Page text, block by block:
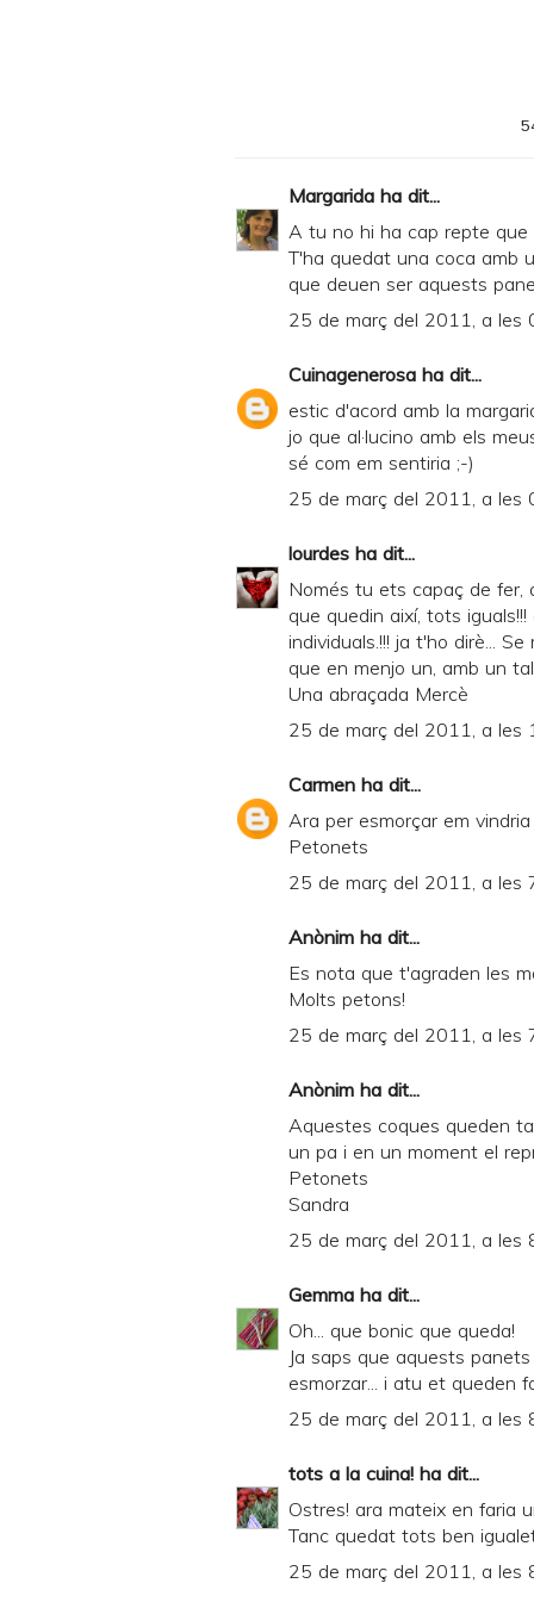
Margarida ha dit...
A tu no hi ha cap repte que
T'ha quedat una coca amb
que deuen ser aquests
25 de març del 2011, a les
Cuinagenerosa ha dit...
estic d'acord amb la
jo que al·lucino amb els
sé com em sentiria ;-)
25 de març del 2011, a les
lourdes ha dit...
Només tu ets capaç de fer,
que quedin així, tots
individuals.!!! ja t'ho dirè...
que en menjo un, amb un
Una abraçada Mercè
25 de març del 2011, a les
Carmen ha dit...
Ara per esmorçar em
Petonets
25 de març del 2011, a les
Anònim ha dit...
Es nota que t'agraden les
Molts petons!
25 de març del 2011, a les
Anònim ha dit...
Aquestes coques queden
un pa i en un moment el
Petonets
Sandra
25 de març del 2011, a les
Gemma ha dit...
Oh... que bonic que queda!
Ja saps que aquests
esmorzar... i atu et queden
25 de març del 2011, a les
tots a la cuina! ha dit...
Ostres! ara mateix en faria
Tanc quedat tots ben
25 de març del 2011, a les